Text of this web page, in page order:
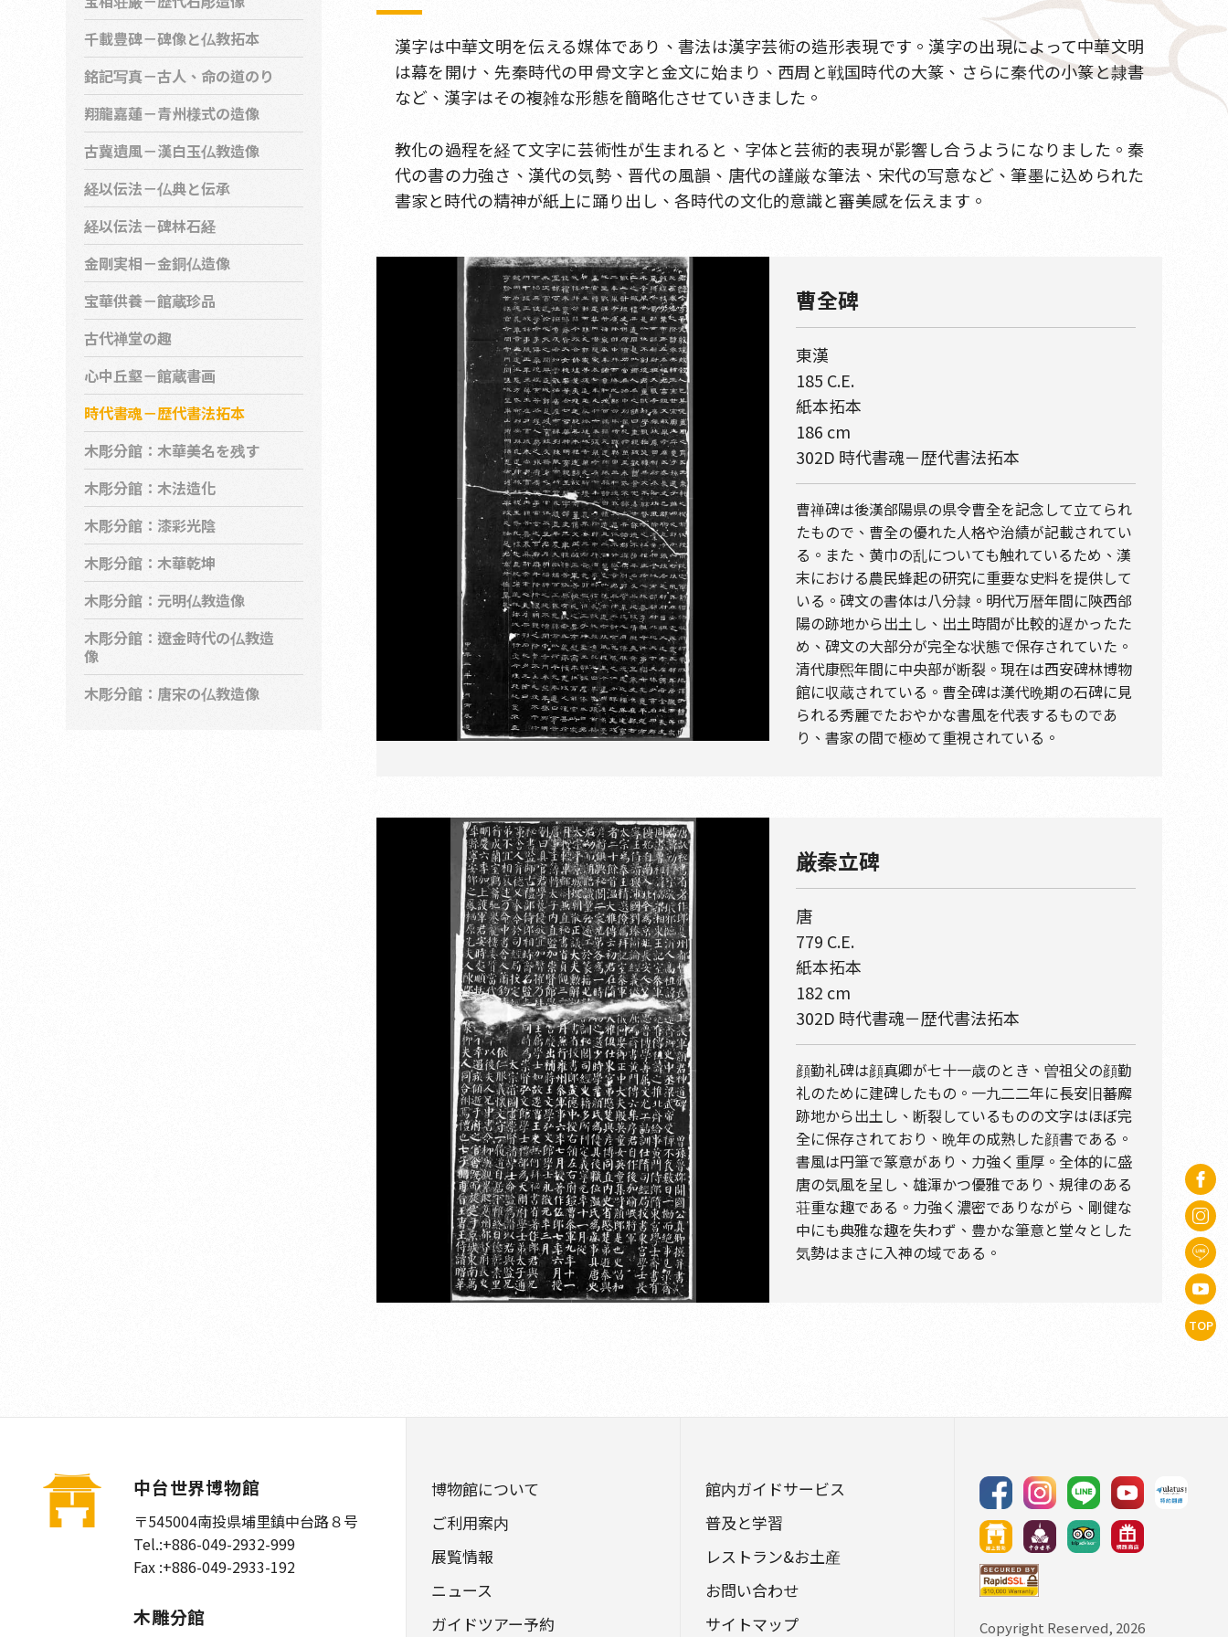
千載豊碑－碑像と仏教拓本
銘記写真－古人、命の道のり
翔龍嘉蓮－青州様式の造像
古冀遺風－漢白玉仏教造像
経以伝法－仏典と伝承
経以伝法－碑林石経
金剛実相－金銅仏造像
宝華供養－館蔵珍品
古代禅堂の趣
心中丘壑－館蔵書画
時代書魂－歴代書法拓本
木彫分館：木華美名を残す
木彫分館：木法造化
木彫分館：漆彩光陰
木彫分館：木華乾坤
木彫分館：元明仏教造像
木彫分館：遼金時代の仏教造
像
木彫分館：唐宋の仏教造像
漢字は中華文明を伝える媒体であり、書法は漢字芸術の造形表現です。漢字の出現によって中華文明
は幕を開け、先秦時代の甲骨文字と金文に始まり、西周と戦国時代の大篆、さらに秦代の小篆と隷書
など、漢字はその複雑な形態を簡略化させていきました。
教化の過程を経て文字に芸術性が生まれると、字体と芸術的表現が影響し合うようになりました。秦
代の書の力強さ、漢代の気勢、晋代の風韻、唐代の謹厳な筆法、宋代の写意など、筆墨に込められた
書家と時代の精神が紙上に踊り出し、各時代の文化的意識と審美感を伝えます。
曹全碑
東漢
185 C.E.
紙本拓本
186 cm
302D 時代書魂－歴代書法拓本
曹禅碑は後漢郃陽県の県令曹全を記念して立てられ
たもので、曹全の優れた人格や治績が記載されてい
る。また、黄巾の乱についても触れているため、漢
末における農民蜂起の研究に重要な史料を提供して
いる。碑文の書体は八分隷。明代万暦年間に陝西郃
陽の跡地から出土し、出土時間が比較的遅かったた
め、碑文の大部分が完全な状態で保存されていた。
清代康煕年間に中央部が断裂。現在は西安碑林博物
館に収蔵されている。曹全碑は漢代晩期の石碑に見
られる秀麗でたおやかな書風を代表するものであ
り、書家の間で極めて重視されている。
厳秦立碑
唐
779 C.E.
紙本拓本
182 cm
302D 時代書魂－歴代書法拓本
顔勤礼碑は顔真卿が七十一歳のとき、曽祖父の顔勤
礼のために建碑したもの。一九二二年に長安旧蕃廨
跡地から出土し、断裂しているものの文字はほぼ完
全に保存されており、晩年の成熟した顔書である。
書風は円筆で篆意があり、力強く重厚。全体的に盛
唐の気風を呈し、雄渾かつ優雅であり、規律のある
荘重な趣である。力強く濃密でありながら、剛健な
中にも典雅な趣を失わず、豊かな筆意と堂々とした
気勢はまさに入神の域である。
中台世界博物館
〒545004南投県埔里鎮中台路８号
Tel.:+886-049-2932-999
Fax :+886-049-2933-192
木雕分館
博物館について
ご利用案内
展覧情報
ニュース
ガイドツアー予約
館内ガイドサービス
普及と学習
レストラン&お土産
お問い合わせ
サイトマップ
Copyright Reserved, 2026
TOP